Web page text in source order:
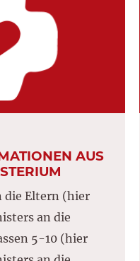
AUS
die Eltern (hier
an die
5-10 (hier